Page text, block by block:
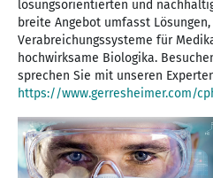
lösungsorientierten und
breite Angebot umfasst
Verabreichungssysteme für
hochwirksame Biologika.
https://www.gerresheimer.com/